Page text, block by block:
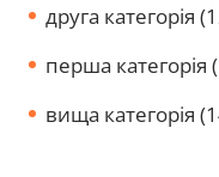
друга категорія
перша
вища категорія